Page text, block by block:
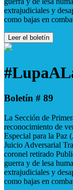
extrajudiciales y
como bajas en
Leer el boletín
Boletín # 89
La Sección de
reconocimiento de
Especial para la Paz
Juicio Adversarial
coronel retirado
guerra y de lesa
extrajudiciales y
como bajas en